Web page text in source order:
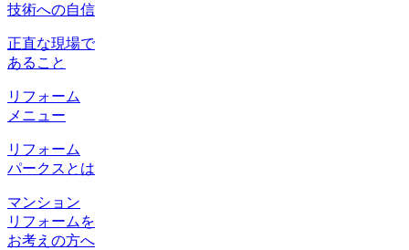
技術への自信
正直な現場で
あること
リフォーム
メニュー
リフォーム
パークスとは
マンション
リフォームを
お考えの方へ